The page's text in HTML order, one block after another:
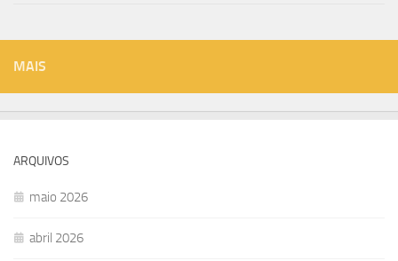
MAIS
ARQUIVOS
maio 2026
abril 2026